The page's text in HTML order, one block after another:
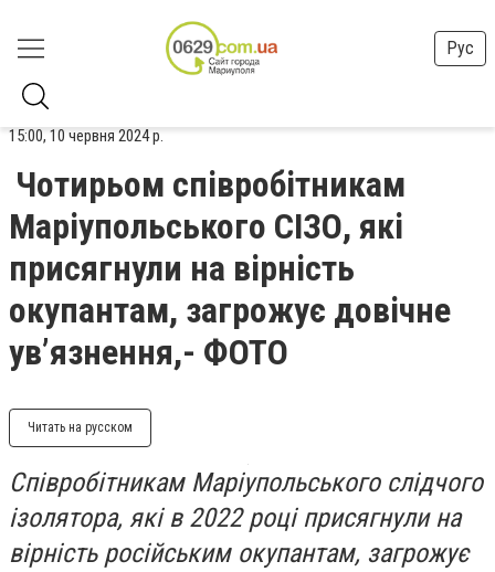
Рус
15:00, 10 червня 2024 р.
Чотирьом співробітникам
Маріупольського СІЗО, які
присягнули на вірність
окупантам, загрожує довічне
ув’язнення,- ФОТО
Читать на русском
Співробітникам Маріупольського слідчого
ізолятора, які в 2022 році присягнули на
вірність російським окупантам, загрожує